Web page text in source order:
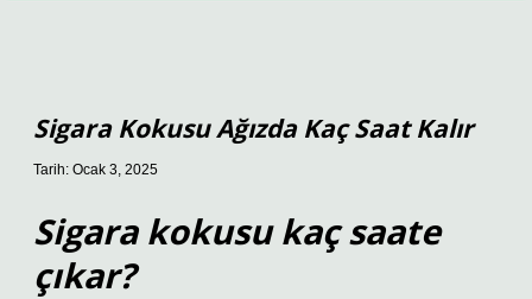
Sigara Kokusu Ağızda Kaç Saat Kalır
Tarih: Ocak 3, 2025
Sigara kokusu kaç saate
çıkar?